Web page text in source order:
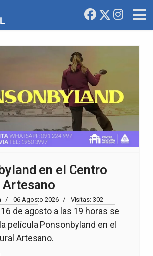
en el Centro
06 Agosto 2026 Visitas: 302
de agosto a las 19 horas se
película Ponsonbyland en el
Artesano.